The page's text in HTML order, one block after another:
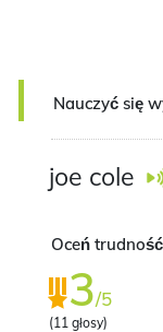
Nauczyć się
joe cole
Oceń
3/5
(11 głosy)